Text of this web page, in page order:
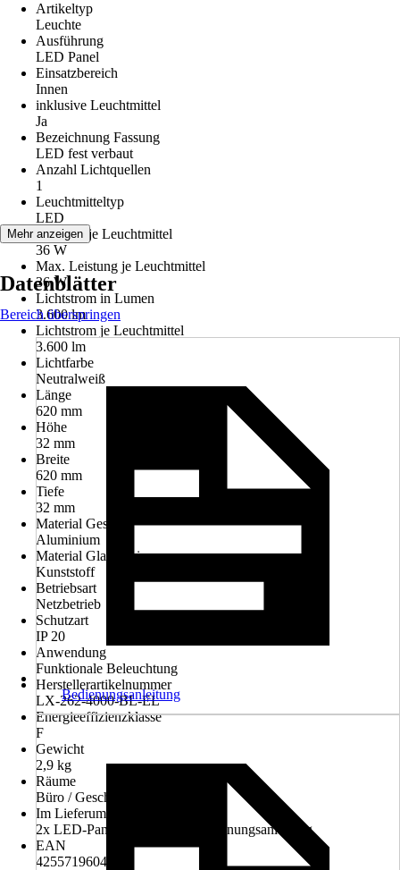
Artikeltyp
Leuchte
Ausführung
LED Panel
Einsatzbereich
Innen
inklusive Leuchtmittel
Ja
Bezeichnung Fassung
LED fest verbaut
Anzahl Lichtquellen
1
Leuchtmitteltyp
LED
Leistung je Leuchtmittel
36 W
Max. Leistung je Leuchtmittel
36 W
Lichtstrom in Lumen
3.600 lm
Lichtstrom je Leuchtmittel
3.600 lm
Lichtfarbe
Neutralweiß
Länge
620 mm
Höhe
32 mm
Breite
620 mm
Tiefe
32 mm
Material Gestell
Aluminium
Material Glas/Schirm
Kunststoff
Betriebsart
Netzbetrieb
Schutzart
IP 20
Anwendung
Funktionale Beleuchtung
Herstellerartikelnummer
LX-262-4000-BL-EL
Energieeffizienzklasse
F
Gewicht
2,9 kg
Räume
Büro / Geschäftsraum
Im Lieferumfang enthalten
2x LED-Panel, 2x Netzteil, Bedienungsanleitung
EAN
4255719604827
Mehr anzeigen
Datenblätter
Bereich überspringen
Bedienungsanleitung